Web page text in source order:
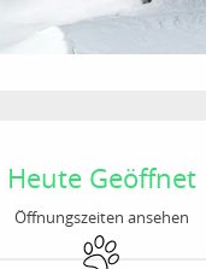
Heute Geöffnet
Öffnungszeiten ansehen
Tiere erlaubt